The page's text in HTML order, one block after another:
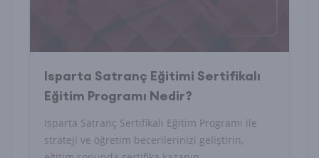
Isparta Satranç Eğitimi Sertifikalı
Eğitim Programı Nedir?
Isparta Satranç Sertifikalı Eğitim Programı ile
strateji ve öğretim becerilerinizi geliştirin,